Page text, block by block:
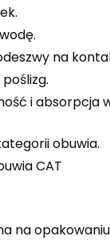
na
i absorpcja
obuwia.
CAT
na